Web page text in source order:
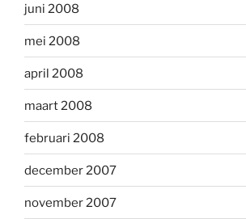
juni 2008
mei 2008
april 2008
maart 2008
februari 2008
december 2007
november 2007